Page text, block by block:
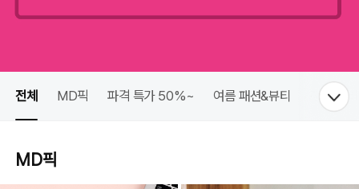
전체 MD픽 파격 특가 50%~ 여름 패션&뷰티 장마 대비
MD픽